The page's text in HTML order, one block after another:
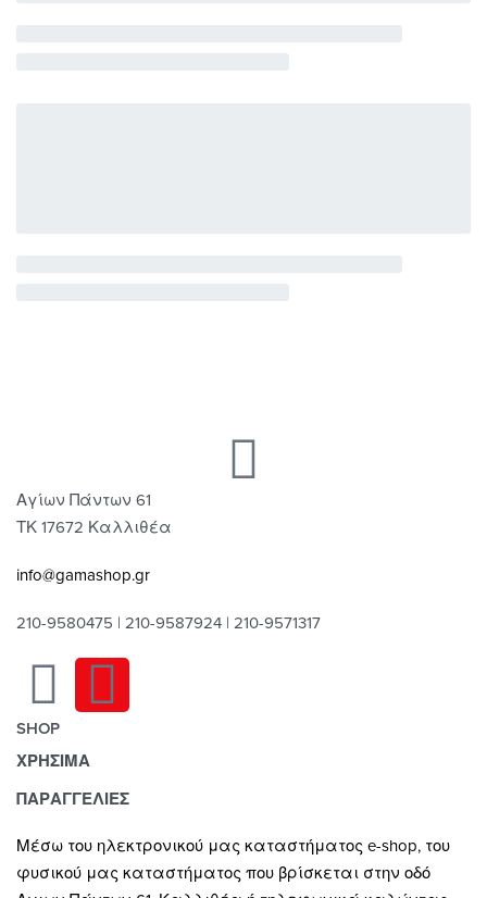
Αγίων Πάντων 61
ΤΚ 17672 Καλλιθέα
info@gamashop.gr
210-9580475 | 210-9587924 | 210-9571317
SHOP
Χαλιά
Κουρτίνες
Ρόλλερ Σκίασης
Γκαζόν
ΧΡΗΣΙΜΑ
Τρόποι Πληρωμής
Επιστροφές
Οροι και Προϋποθέσεις Χρήσης
ΠΑΡΑΓΓΕΛΙΕΣ
Μέσω του ηλεκτρονικού μας καταστήματος e-shop, του
φυσικού μας καταστήματος που βρίσκεται στην οδό